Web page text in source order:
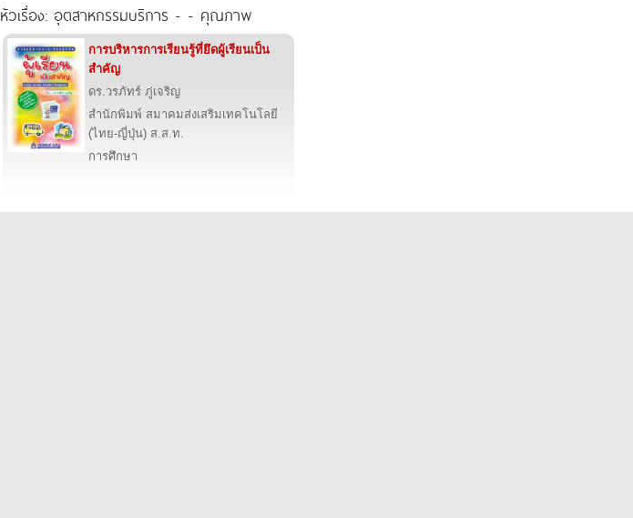
หัวเรื่อง: อุตสาหกรรมบริการ - - คุณภาพ
การบริหารการเรียนรู้ที่ยึดผู้เรียนเป็น
สำคัญ
ดร.วรภัทร์ ภู่เจริญ
สำนักพิมพ์ สมาคมส่งเสริมเทคโนโลยี
(ไทย-ญี่ปุ่น) ส.ส.ท.
การศึกษา